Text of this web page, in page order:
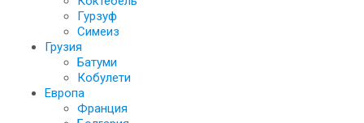
Гурзуф
Симеиз
Грузия
Батуми
Кобулети
Европа
Франция